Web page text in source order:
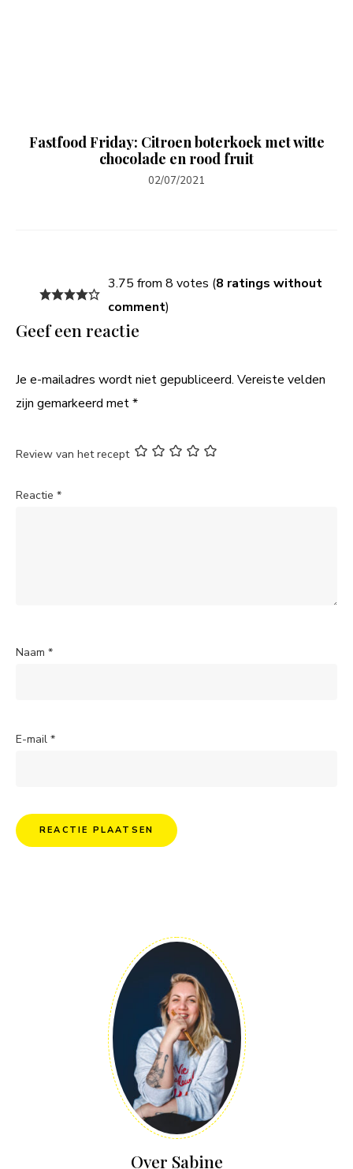
Fastfood Friday: Citroen boterkoek met witte
chocolade en rood fruit
02/07/2021
3.75 from 8 votes (8 ratings without
comment)
Geef een reactie
Je e-mailadres wordt niet gepubliceerd. Vereiste velden
zijn gemarkeerd met*
Review van het recept
Reactie *
Naam *
E-mail *
Over Sabine